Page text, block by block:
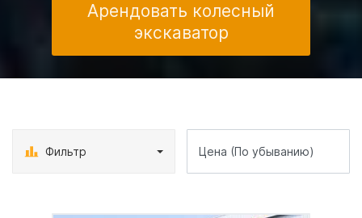
Арендовать колесный
экскаватор
Фильтр